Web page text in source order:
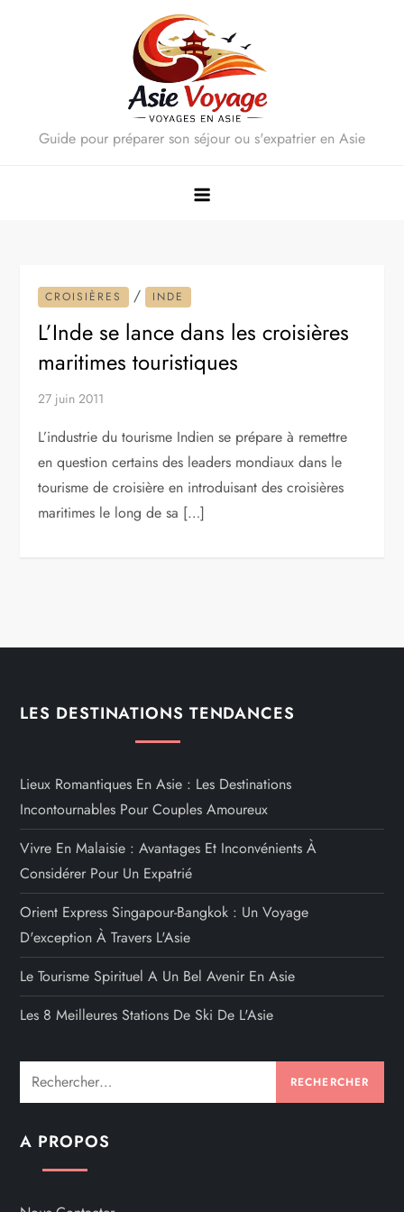
Guide pour préparer son séjour ou s'expatrier en Asie
CROISIÈRES / INDE
L’Inde se lance dans les croisières
maritimes touristiques
27 juin 2011
L’industrie du tourisme Indien se prépare à remettre
en question certains des leaders mondiaux dans le
tourisme de croisière en introduisant des croisières
maritimes le long de sa […]
LES DESTINATIONS TENDANCES
Lieux Romantiques En Asie : Les Destinations
Incontournables Pour Couples Amoureux
Vivre En Malaisie : Avantages Et Inconvénients À
Considérer Pour Un Expatrié
Orient Express Singapour-Bangkok : Un Voyage
D'exception À Travers L'Asie
Le Tourisme Spirituel A Un Bel Avenir En Asie
Les 8 Meilleures Stations De Ski De L'Asie
Rechercher :
A PROPOS